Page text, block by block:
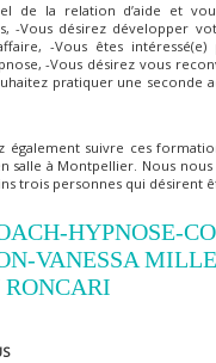
de la relation d’aide et
-Vous désirez développer
-Vous êtes
-Vous désirez vous
pratiquer une seconde
également suivre ces
salle à Montpellier. Nous nous
trois personnes qui désirent
HYPNOSE-
VANESSA